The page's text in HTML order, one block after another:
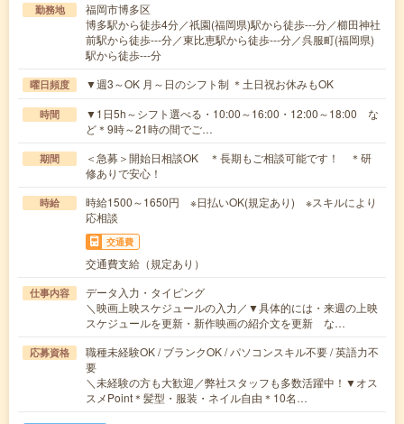
勤務地
福岡市博多区
博多駅から徒歩4分／祇園(福岡県)駅から徒歩---分／櫛田神社
前駅から徒歩---分／東比恵駅から徒歩---分／呉服町(福岡県)
駅から徒歩---分
曜日頻度 ▼週3～OK 月～日のシフト制 ＊土日祝お休みもOK
時間
▼1日5h～シフト選べる・10:00～16:00・12:00～18:00 な
ど＊9時～21時の間でご…
期間
＜急募＞開始日相談OK ＊長期もご相談可能です！ ＊研
修ありで安心！
時給
時給1500～1650円 ※日払いOK(規定あり) ※スキルにより
応相談
交通費
交通費支給（規定あり）
仕事内容
データ入力・タイピング
＼映画上映スケジュールの入力／▼具体的には・来週の上映
スケジュールを更新・新作映画の紹介文を更新 な…
応募資格
職種未経験OK / ブランクOK / パソコンスキル不要 / 英語力不
要
＼未経験の方も大歓迎／弊社スタッフも多数活躍中！▼オス
スメPoint＊髪型・服装・ネイル自由＊10名…